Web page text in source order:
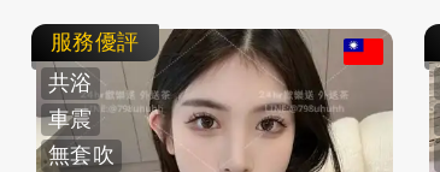
服務優評
共浴
車震
無套吹